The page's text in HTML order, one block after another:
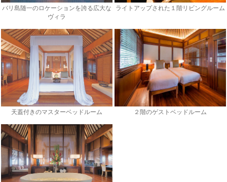
バリ島随一のロケーションを誇る広大な
ヴィラ
ライトアップされた１階リビングルーム
天蓋付きのマスターベッドルーム ２階のゲストベッドルーム